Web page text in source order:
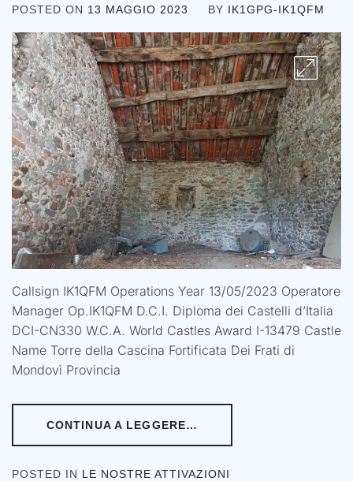
POSTED ON 13 MAGGIO 2023 BY IK1GPG-IK1QFM
Callsign IK1QFM Operations Year 13/05/2023 Operatore
Manager Op.IK1QFM D.C.I. Diploma dei Castelli d’Italia
DCI-CN330 W.C.A. World Castles Award I-13479 Castle
Name Torre della Cascina Fortificata Dei Frati di
Mondovì Provincia
CONTINUA A LEGGERE…
POSTED IN LE NOSTRE ATTIVAZIONI